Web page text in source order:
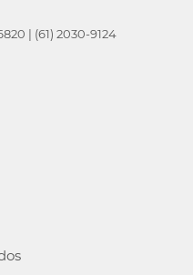
| (61) 2030-9124